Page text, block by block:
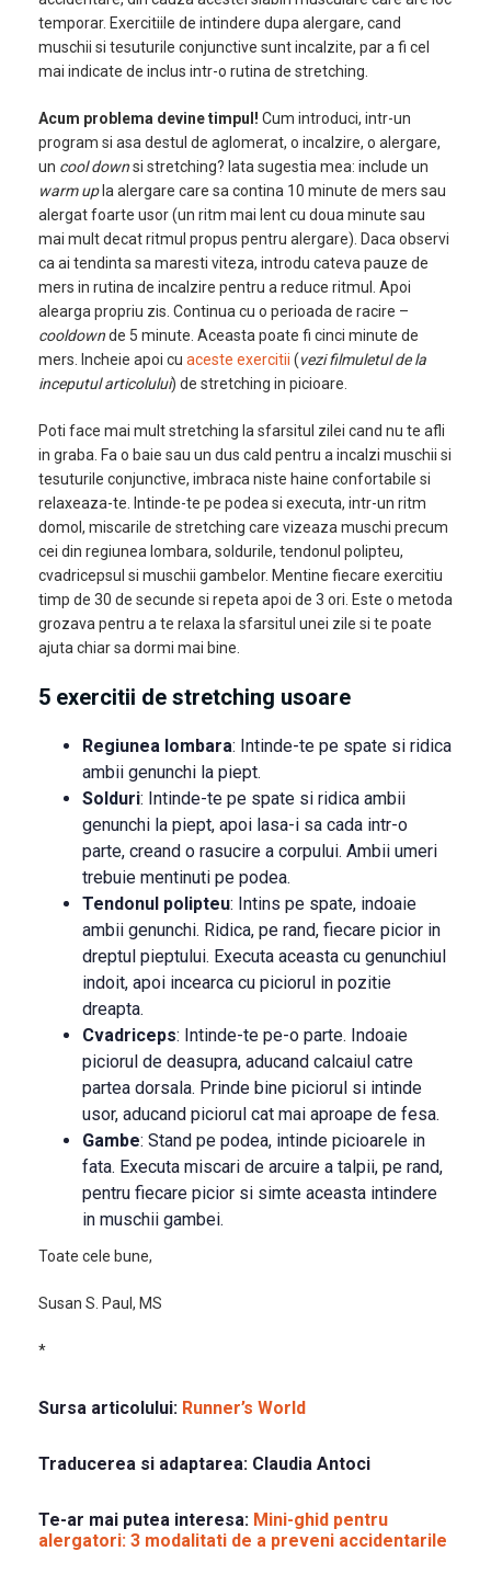
temporar. Exercitiile de intindere dupa alergare, cand
muschii si tesuturile conjunctive sunt incalzite, par a fi cel
mai indicate de inclus intr-o rutina de stretching.
Acum problema devine timpul! Cum introduci, intr-un
program si asa destul de aglomerat, o incalzire, o alergare,
un cool downsi stretching? Iata sugestia mea: include un
warm upla alergare care sa contina 10 minute de mers sau
alergat foarte usor (un ritm mai lent cu doua minute sau
mai mult decat ritmul propus pentru alergare). Daca observi
ca ai tendinta sa maresti viteza, introdu cateva pauze de
mers in rutina de incalzire pentru a reduce ritmul. Apoi
alearga propriu zis. Continua cu o perioada de racire –
cooldownde 5 minute. Aceasta poate fi cinci minute de
mers. Incheie apoi cu aceste exercitii (vezi filmuletul de la
inceputul articolului) de stretching in picioare.
Poti face mai mult stretching la sfarsitul zilei cand nu te afli
in graba. Fa o baie sau un dus cald pentru a incalzi muschii si
tesuturile conjunctive, imbraca niste haine confortabile si
relaxeaza-te. Intinde-te pe podea si executa, intr-un ritm
domol, miscarile de stretching care vizeaza muschi precum
cei din regiunea lombara, soldurile, tendonul polipteu,
cvadricepsul si muschii gambelor. Mentine fiecare exercitiu
timp de 30 de secunde si repeta apoi de 3 ori. Este o metoda
grozava pentru a te relaxa la sfarsitul unei zile si te poate
ajuta chiar sa dormi mai bine.
5 exercitii de stretching usoare
Regiunea lombara: Intinde-te pe spate si ridica
ambii genunchi la piept.
Solduri: Intinde-te pe spate si ridica ambii
genunchi la piept, apoi lasa-i sa cada intr-o
parte, creand o rasucire a corpului. Ambii umeri
trebuie mentinuti pe podea.
Tendonul polipteu: Intins pe spate, indoaie
ambii genunchi. Ridica, pe rand, fiecare picior in
dreptul pieptului. Executa aceasta cu genunchiul
indoit, apoi incearca cu piciorul in pozitie
dreapta.
Cvadriceps: Intinde-te pe-o parte. Indoaie
piciorul de deasupra, aducand calcaiul catre
partea dorsala. Prinde bine piciorul si intinde
usor, aducand piciorul cat mai aproape de fesa.
Gambe: Stand pe podea, intinde picioarele in
fata. Executa miscari de arcuire a talpii, pe rand,
pentru fiecare picior si simte aceasta intindere
in muschii gambei.
Toate cele bune,
Susan S. Paul, MS
*
Sursa articolului: Runner’s World
Traducerea si adaptarea: Claudia Antoci
Te-ar mai putea interesa: Mini-ghid pentru
alergatori: 3 modalitati de a preveni accidentarile